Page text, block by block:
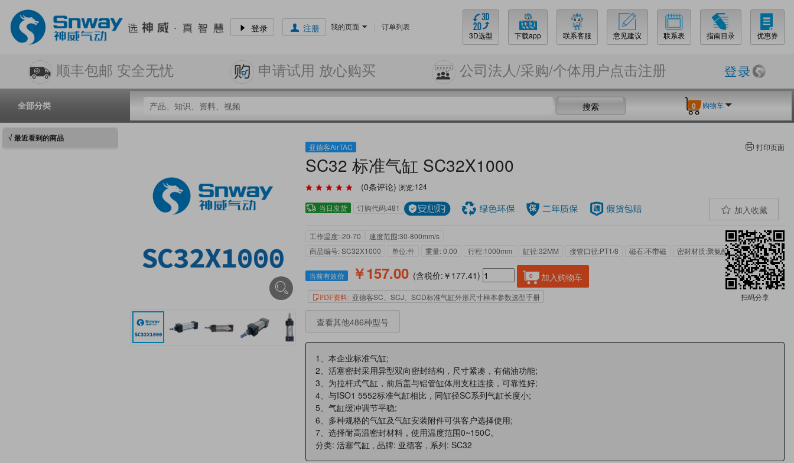
登录 注册 我的页面 |
订单列表
3D选型
下载app 联系客服 意见建议 联系表 指南目录 优惠券
顺丰包邮 安全无忧 申请试用 放心购买 公司法人/采购/个体用户点击注册
全部分类 搜索 0 购物车
√ 最近看到的商品
亚德客AirTAC 打印页面
SC32 标准气缸 SC32X1000
(0条评论) 浏览:124
当日发货 订购代码:481 加入收藏
工作温度:-20-70
速度范围:30-800mm/s
商品编号: SC32X1000
单位:件 重量: 0.00 行程:1000mm 缸径:32MM 接管口径:PT1/8 磁石:不带磁 密封材质:聚氨酯
扫码分享
当前有效价 ￥157.00 (含税价:￥177.41) 0 加入购物车
PDF资料: 亚德客SC、SCJ、SCD标准气缸外形尺寸样本参数选型手册
查看其他486种型号
1、本企业标准气缸;
2、活塞密封采用异型双向密封结构，尺寸紧凑，有储油功能;
3、为拉杆式气缸，前后盖与铝管缸体用支柱连接，可靠性好;
4、与ISO1 5552标准气缸相比，同缸径SC系列气缸长度小;
5、气缸缓冲调节平稳;
6、多种规格的气缸及气缸安装附件可供客户选择使用;
7、选择耐高温密封材料，使用温度范围0~150C。
分类: 活塞气缸 , 品牌: 亚德客 , 系列: SC32